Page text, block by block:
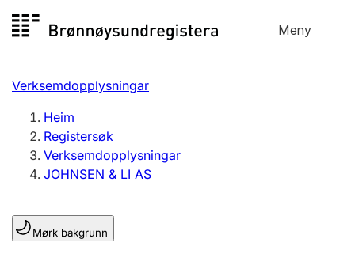
til
Meny
Registersøk
Aksjeselskap
Enkeltpersonføretak
Registrere, endre, slette
Lag og foreining
Verksemdopplysningar
Heim
Registersøk
Verksemdopplysningar
JOHNSEN & LI AS
Mørk bakgrunn